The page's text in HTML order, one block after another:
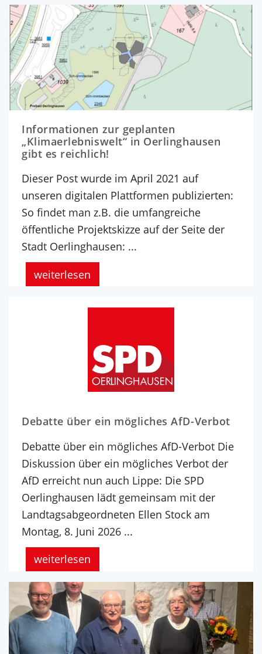
Informationen zur geplanten
„Klimaerlebniswelt“ in Oerlinghausen
gibt es reichlich!
Dieser Post wurde im April 2021 auf
unseren digitalen Plattformen publizierten:
So findet man z.B. die umfangreiche
öffentliche Projektskizze auf der Seite der
Stadt Oerlinghausen: ...
weiterlesen
Debatte über ein mögliches AfD-Verbot
Debatte über ein mögliches AfD-Verbot Die
Diskussion über ein mögliches Verbot der
AfD erreicht nun auch Lippe: Die SPD
Oerlinghausen lädt gemeinsam mit der
Landtagsabgeordneten Ellen Stock am
Montag, 8. Juni 2026 ...
weiterlesen